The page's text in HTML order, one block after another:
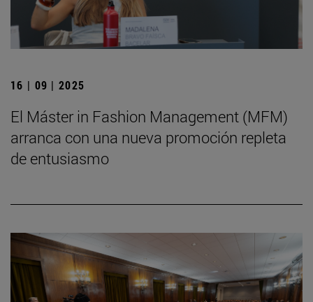
16 | 09 | 2025
El Máster in Fashion Management (MFM)
arranca con una nueva promoción repleta
de entusiasmo